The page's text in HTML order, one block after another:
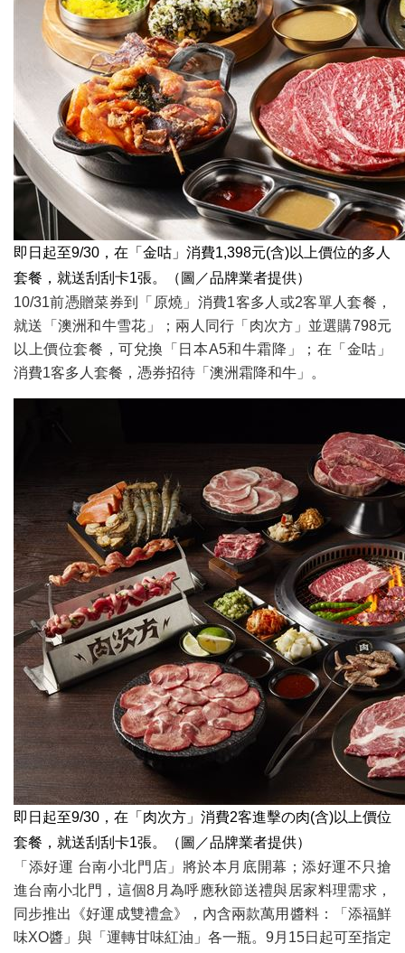
即日起至9/30，在「金咕」消費1,398元(含)以上價位的多人
套餐，就送刮刮卡1張。（圖／品牌業者提供）
10/31前憑贈菜券到「原燒」消費1客多人或2客單人套餐，
就送「澳洲和牛雪花」；兩人同行「肉次方」並選購798元
以上價位套餐，可兌換「日本A5和牛霜降」；在「金咕」
消費1客多人套餐，憑券招待「澳洲霜降和牛」。
即日起至9/30，在「肉次方」消費2客進擊の肉(含)以上價位
套餐，就送刮刮卡1張。（圖／品牌業者提供）
「添好運 台南小北門店」將於本月底開幕；添好運不只搶
進台南小北門，這個8月為呼應秋節送禮與居家料理需求，
同步推出《好運成雙禮盒》，內含兩款萬用醬料：「添福鮮
味XO醬」與「運轉甘味紅油」各一瓶。9月15日起可至指定